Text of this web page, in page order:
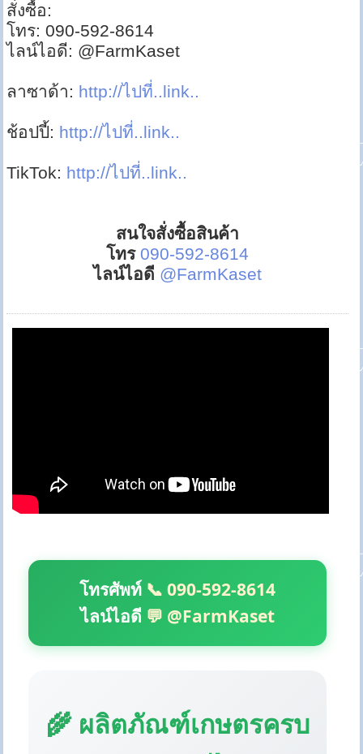
สั่งซื้อ:
โทร: 090-592-8614
ไลน์ไอดี: @FarmKaset
ลาซาด้า: http://ไปที่..link..
ช้อปปี้: http://ไปที่..link..
TikTok: http://ไปที่..link..
สนใจสั่งซื้อสินค้า
โทร 090-592-8614
ไลน์ไอดี @FarmKaset
โทรศัพท์ 📞 090-592-8614
ไลน์ไอดี 💬 @FarmKaset
🌾 ผลิตภัณฑ์เกษตรครบ